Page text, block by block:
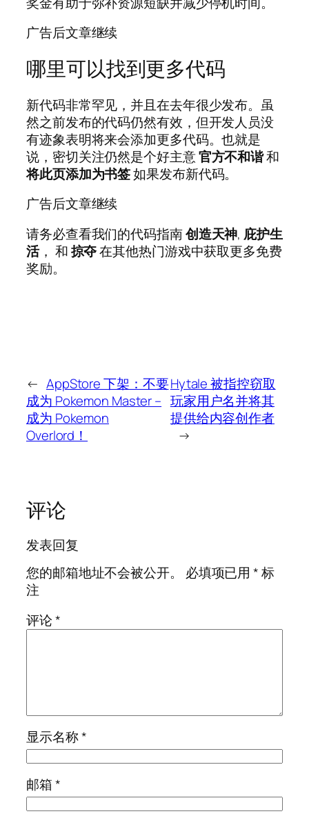
广告后文章继续
哪里可以找到更多代码
新代码非常罕见，并且在去年很少发布。虽
然之前发布的代码仍然有效，但开发人员没
有迹象表明将来会添加更多代码。也就是
说，密切关注仍然是个好主意官方不和谐和
将此页添加为书签如果发布新代码。
广告后文章继续
请务必查看我们的代码指南创造天神, 庇护生
活， 和掠夺在其他热门游戏中获取更多免费
奖励。
← AppStore 下架：不要
成为 Pokemon Master –
成为 Pokemon
Overlord！
Hytale 被指控窃取
玩家用户名并将其
提供给内容创作者
→
评论
发表回复
您的邮箱地址不会被公开。
必填项已用*标
注
评论*
显示名称*
邮箱*